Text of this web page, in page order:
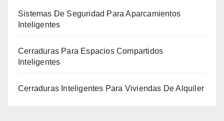
Sistemas De Seguridad Para Aparcamientos
Inteligentes
Cerraduras Para Espacios Compartidos
Inteligentes
Cerraduras Inteligentes Para Viviendas De Alquiler